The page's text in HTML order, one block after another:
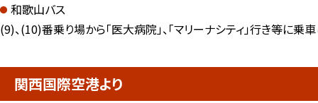
和歌山バス
(9)、(10)番乗り場から「医大病院」、「マリーナシティ」行き等に乗
関西国際空港より